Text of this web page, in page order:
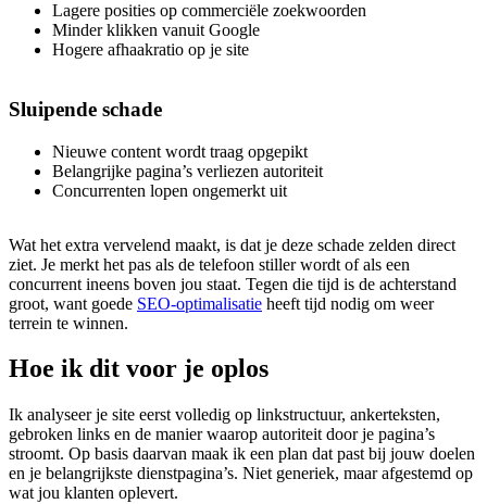
Lagere posities op commerciële zoekwoorden
Minder klikken vanuit Google
Hogere afhaakratio op je site
Sluipende schade
Nieuwe content wordt traag opgepikt
Belangrijke pagina’s verliezen autoriteit
Concurrenten lopen ongemerkt uit
Wat het extra vervelend maakt, is dat je deze schade zelden direct
ziet. Je merkt het pas als de telefoon stiller wordt of als een
concurrent ineens boven jou staat. Tegen die tijd is de achterstand
groot, want goede SEO-optimalisatie heeft tijd nodig om weer
terrein te winnen.
Hoe ik dit voor je oplos
Ik analyseer je site eerst volledig op linkstructuur, ankerteksten,
gebroken links en de manier waarop autoriteit door je pagina’s
stroomt. Op basis daarvan maak ik een plan dat past bij jouw doelen
en je belangrijkste dienstpagina’s. Niet generiek, maar afgestemd op
wat jou klanten oplevert.